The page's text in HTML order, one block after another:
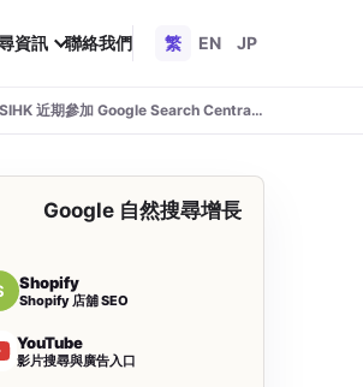
資訊 聯絡我們 繁 EN JP
YUSIHK 近期參加 Google Search Central Live
Google 自然搜尋增長
Shopify
Shopify 店舖 SEO
YouTube
影片搜尋與廣告入口